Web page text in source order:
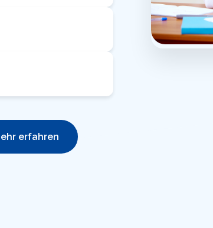
erfahren